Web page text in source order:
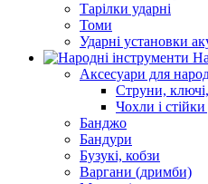
Тарілки ударні
Томи
Ударні установки
Аксесуари для
Струни,
Чохли і
Банджо
Бандури
Бузукі, кобзи
Варгани (дримби)